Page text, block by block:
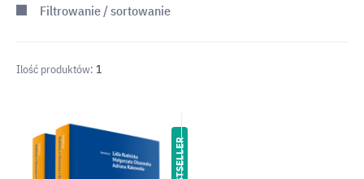
Filtrowanie / sortowanie
Ilość produktów: 1
BESTSELLER